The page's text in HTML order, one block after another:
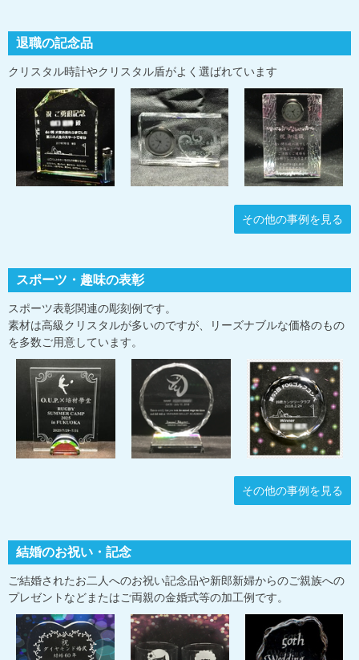
退職の記念品
クリスタル時計やクリスタル盾がよく選ばれています
その他の事例を見る
スポーツ・趣味の表彰
スポーツ表彰関連の彫刻例です。
素材は高級クリスタルが多いのですが、リーズナブルな価格のもの
を多数ご用意しています。
その他の事例を見る
結婚のお祝い・記念
ご結婚されたお二人へのお祝い記念品や新郎新婦からのご親族への
プレゼントなどまたはご両親の金婚式等の加工例です。